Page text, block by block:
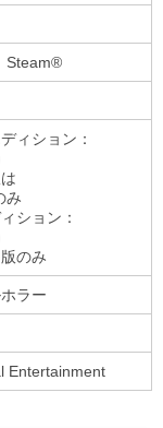
Steam®
ィション：
み
ション：
のみ
ラー
Entertainment